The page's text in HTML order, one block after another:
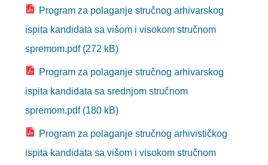
Program za polaganje stručnog arhivarskog
ispita kandidata sa višom i visokom stručnom
spremom.pdf (272 kB)
Program za polaganje stručnog arhivarskog
ispita kandidata sa srednjom stručnom
spremom.pdf (180 kB)
Program za polaganje stručnog arhivističkog
ispita kandidata sa višom i visokom stručnom
SPORT
SPORTSKI SAVEZI
DOKUMENTI
OSTALO